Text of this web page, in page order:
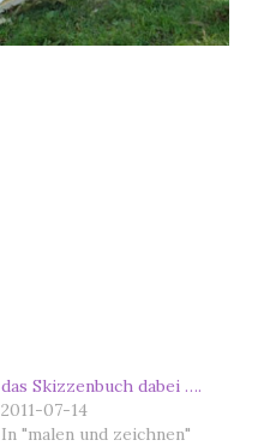
das Skizzenbuch dabei ….
2011-07-14
In "malen und zeichnen"